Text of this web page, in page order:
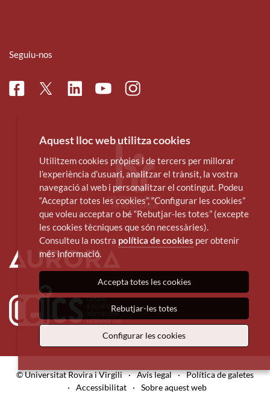
Seguiu-nos
FacebookTwitterLinkedinYoutubeInstagram
© Universitat Rovira i Virgili · Avís legal · Política de galetes
·
Accessibilitat · Sobre aquest web
Aquest lloc web utilitza cookies
Utilitzem cookies pròpies i de tercers per millorar
l’experiència d’usuari, analitzar el trànsit, la vostra
navegació al web i personalitzar el contingut. Podeu
“Acceptar totes les cookies”, “Configurar les cookies”
que voleu acceptar o bé “Rebutjar-les totes” (excepte
les cookies tècniques que són necessàries).
Consulteu la nostra política de cookies per obtenir
més informació.
Accepta totes les cookies
Rebutjar-les totes
Configurar les cookies